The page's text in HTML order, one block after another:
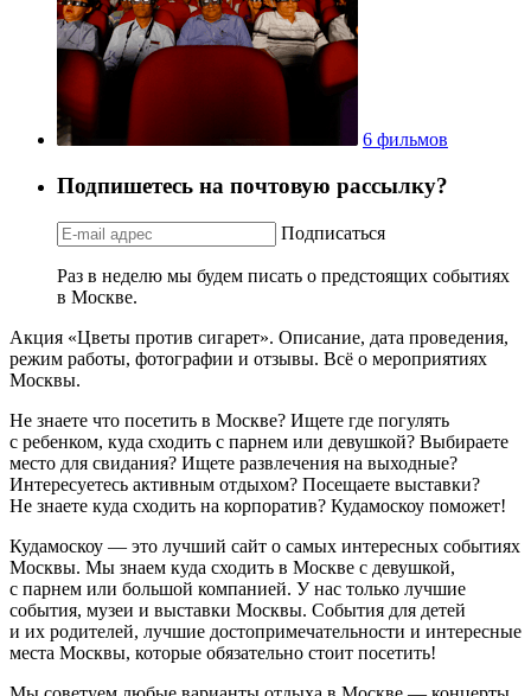
6 фильмов
Подпишетесь на почтовую рассылку?
Подписаться
Раз в неделю мы будем писать о предстоящих событиях
в Москве.
Акция «Цветы против сигарет». Описание, дата проведения,
режим работы, фотографии и отзывы. Всё о мероприятиях
Москвы.
Не знаете что посетить в Москве? Ищете где погулять
с ребенком, куда сходить с парнем или девушкой? Выбираете
место для свидания? Ищете развлечения на выходные?
Интересуетесь активным отдыхом? Посещаете выставки?
Не знаете куда сходить на корпоратив? Кудамоскоу поможет!
Кудамоскоу — это лучший сайт о самых интересных событиях
Москвы. Мы знаем куда сходить в Москве с девушкой,
с парнем или большой компанией. У нас только лучшие
события, музеи и выставки Москвы. События для детей
и их родителей, лучшие достопримечательности и интересные
места Москвы, которые обязательно стоит посетить!